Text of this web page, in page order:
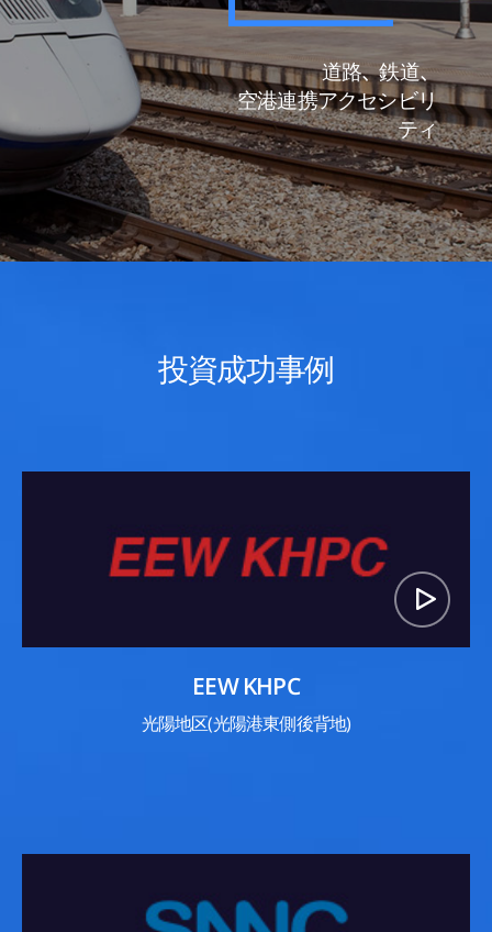
道路、鉄道、
空港連携アクセシビリ
ティ
投資成功事例
EEW KHPC
光陽地区(光陽港東側後背地)